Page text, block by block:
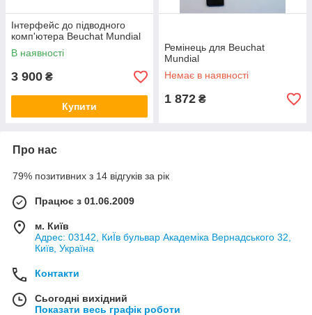
Інтерфейс до підводного
комп'ютера Beuchat Mundial
В наявності
3 900 ₴
Купити
Ремінець для Beuchat
Mundial
Немає в наявності
1 872 ₴
Про нас
79% позитивних з 14 відгуків за рік
Працює з 01.06.2009
м. Київ
Адрес: 03142, КиЇв бульвар Академіка Вернадського 32,
Київ, Україна
Контакти
Сьогодні вихідний
Показати весь графік роботи